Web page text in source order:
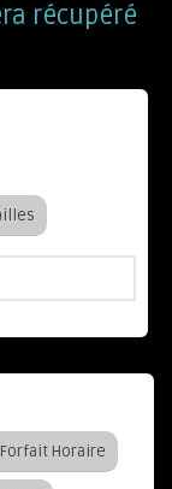
récupéré
Forfait Horaire